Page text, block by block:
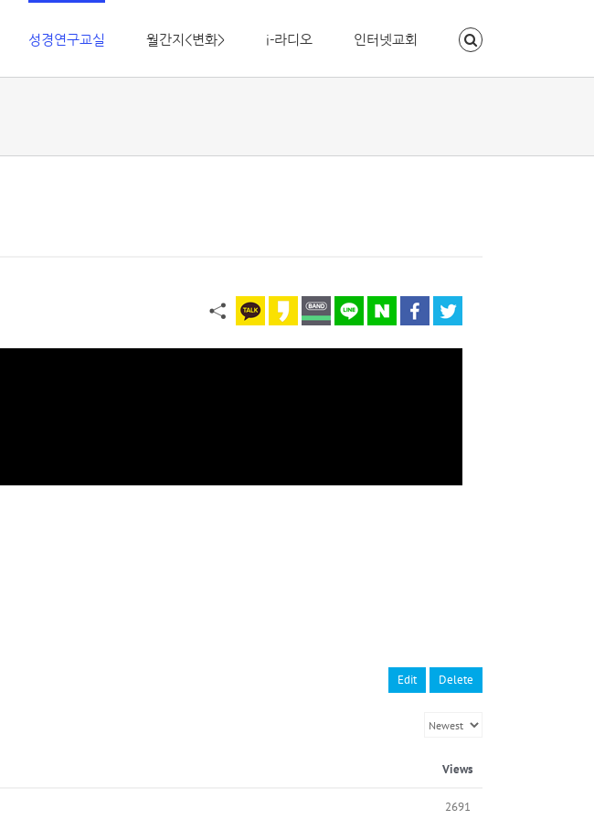
성경연구교실 월간지<변화> i-라디오 인터넷교회
Edit Delete
Views
2691